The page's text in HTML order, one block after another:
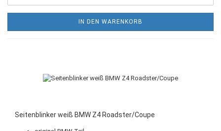
IN DEN WARENKORB
Seitenblinker weiß BMW Z4 Roadster/Coupe